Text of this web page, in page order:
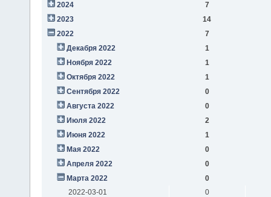
2024
7
2023
14
2022
7
Декабря 2022
1
Ноября 2022
1
Октября 2022
1
Сентября 2022
0
Августа 2022
0
Июля 2022
2
Июня 2022
1
Мая 2022
0
Апреля 2022
0
Марта 2022
0
2022-03-01
0